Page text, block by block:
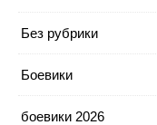
Без рубрики
Боевики
боевики 2026